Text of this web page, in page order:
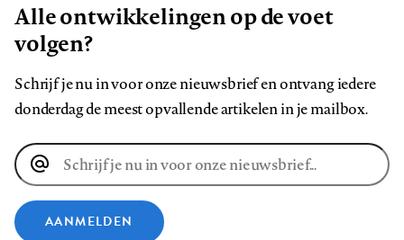
Alle ontwikkelingen op de voet
volgen?
Schrijf je nu in voor onze nieuwsbrief en ontvang iedere
donderdag de meest opvallende artikelen in je mailbox.
E-
mailadres
AANMELDEN